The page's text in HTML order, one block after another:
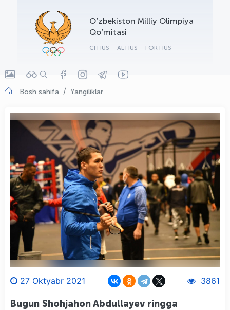
O‘zbekiston Milliy Olimpiya
Qo‘mitasi
CITIUS ALTIUS FORTIUS
Bosh sahifa Yangiliklar
27 Oktyabr 2021 3861
Bugun Shohjahon Abdullayev ringga
OLYMPCHIK AI - yordamchi
Onlayn · olympic.uz